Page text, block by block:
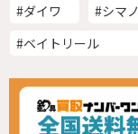
#ダイワ #シマノ
#ベイトリール